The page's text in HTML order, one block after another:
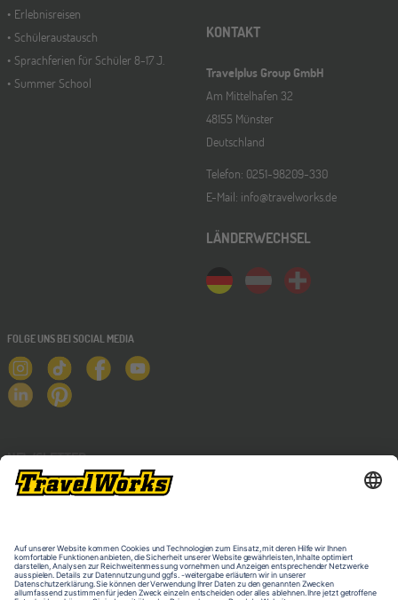
Erlebnisreisen
Schüleraustausch
Sprachferien für Schüler 8-17 J.
Summer School
KONTAKT
Travelplus Group GmbH
Am Mittelhafen 32
48155 Münster
Deutschland
Telefon: 0251-98209-330
E-Mail: info@travelworks.de
LÄNDERWECHSEL
FOLGE UNS BEI SOCIAL MEDIA
NEWSLETTER